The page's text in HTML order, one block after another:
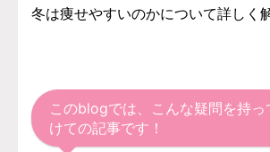
冬は痩せやすいのかについて詳しく
このblogでは、こんな疑問を持っ
けての記事です！